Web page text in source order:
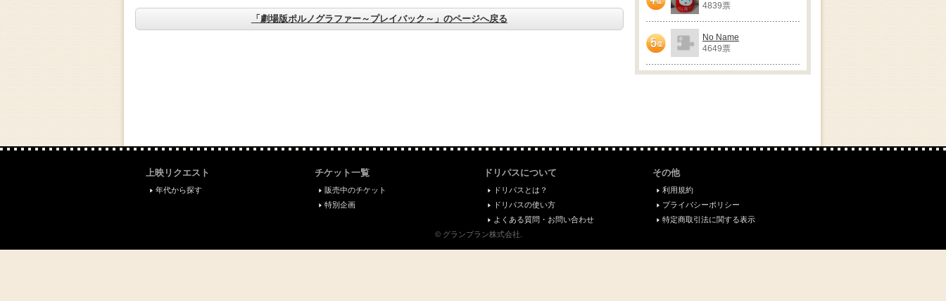
「劇場版ポルノグラファー～プレイバック～」のページへ戻る 4位
4839票
5位
No Name
4649票
上映リクエスト
年代から探す
チケット一覧
販売中のチケット
特別企画
ドリパスについて
ドリパスとは？
ドリパスの使い方
よくある質問・お問い合わせ
その他
利用規約
プライバシーポリシー
特定商取引法に関する表示
© グランプラン株式会社.